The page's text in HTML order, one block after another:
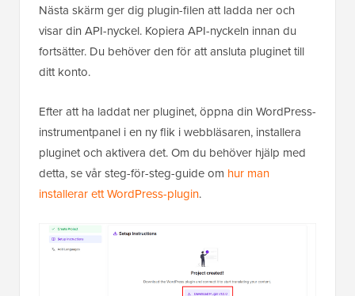
Nästa skärm ger dig plugin-filen att ladda ner och
visar din API-nyckel. Kopiera API-nyckeln innan du
fortsätter. Du behöver den för att ansluta pluginet till
ditt konto.
Efter att ha laddat ner pluginet, öppna din WordPress-
instrumentpanel i en ny flik i webbläsaren, installera
pluginet och aktivera det. Om du behöver hjälp med
detta, se vår steg-för-steg-guide om hur man
installerar ett WordPress-plugin.